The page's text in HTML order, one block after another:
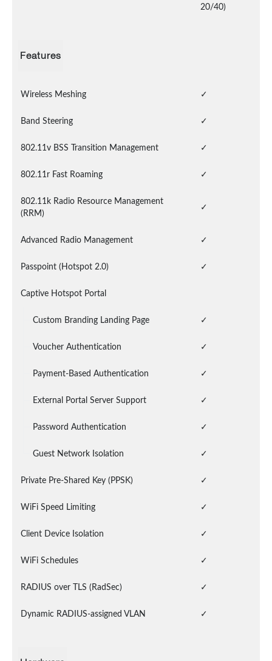
20/40)
Features
Wireless Meshing ✓
Band Steering ✓
802.11v BSS Transition Management ✓
802.11r Fast Roaming ✓
802.11k Radio Resource Management
(RRM)
✓
Advanced Radio Management ✓
Passpoint (Hotspot 2.0) ✓
Captive Hotspot Portal
Custom Branding Landing Page ✓
Voucher Authentication ✓
Payment-Based Authentication ✓
External Portal Server Support ✓
Password Authentication ✓
Guest Network Isolation ✓
Private Pre-Shared Key (PPSK) ✓
WiFi Speed Limiting ✓
Client Device Isolation ✓
WiFi Schedules ✓
RADIUS over TLS (RadSec) ✓
Dynamic RADIUS-assigned VLAN ✓